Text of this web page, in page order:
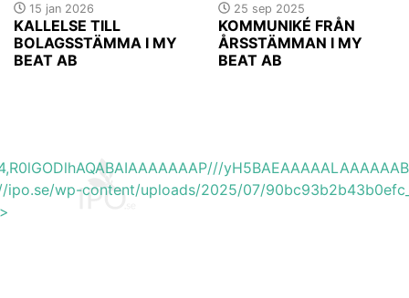
15 jan 2026
KALLELSE TILL
BOLAGSSTÄMMA I MY
BEAT AB
25 sep 2025
KOMMUNIKÉ FRÅN
ÅRSSTÄMMAN I MY
BEAT AB
wp-content/uploads/2025/07/